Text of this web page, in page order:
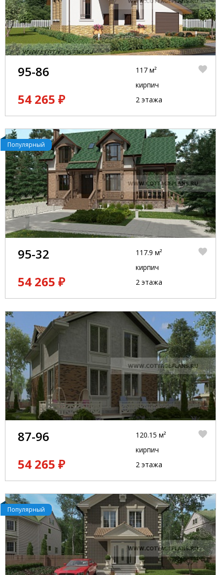
95-86
54 265 ₽
117 м²
кирпич
2 этажа
Популярный
95-32
54 265 ₽
117.9 м²
кирпич
2 этажа
87-96
54 265 ₽
120.15 м²
кирпич
2 этажа
Популярный